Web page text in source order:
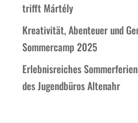
trifft Mártély
Kreativität, Abenteuer und
Sommercamp 2025
Erlebnisreiches
des Jugendbüros Altenahr